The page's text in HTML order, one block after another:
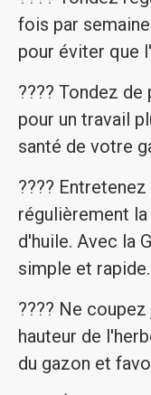
fois par
pour éviter que
????️ Tondez
pour un travail
santé de votre
????
régulièrement
d'huile. Avec la
simple et rapide.
???? Ne
hauteur de
du gazon et